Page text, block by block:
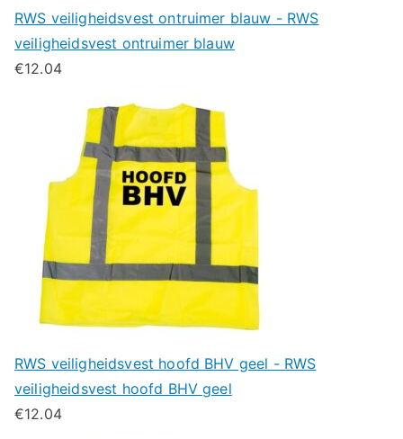
RWS veiligheidsvest ontruimer blauw - RWS
veiligheidsvest ontruimer blauw
€12.04
RWS veiligheidsvest hoofd BHV geel - RWS
veiligheidsvest hoofd BHV geel
€12.04